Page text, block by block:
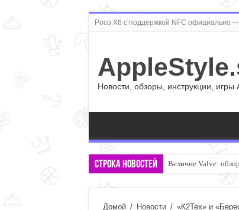
Poco X6 с поддержкой NFC официально —
Новости, обзоры, инструкции,
Строка новостей Величие Valve:
Домой / Новости / «К2Тех» и